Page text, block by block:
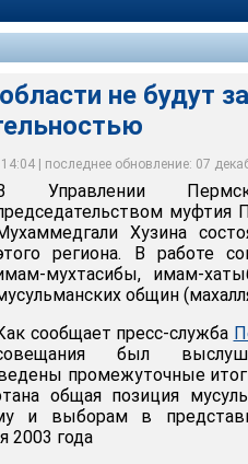
не будут
| последнее обновление: 07
Управлении
муфтия
Хузина
региона. В работе
мухтасибы, имам-
общин
сообщает пресс-служба
был
промежуточные
общая позиция
и выборам в
2003 года